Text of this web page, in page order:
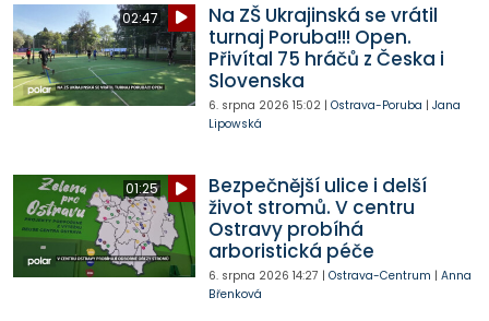
02:47
Na ZŠ Ukrajinská se vrátil
turnaj Poruba!!! Open.
Přivítal 75 hráčů z Česka i
Slovenska
6. srpna 2026 15:02| Ostrava-Poruba | Jana
Lipowská
01:25
Bezpečnější ulice i delší
život stromů. V centru
Ostravy probíhá
arboristická péče
6. srpna 2026 14:27 | Ostrava-Centrum | Anna
Břenková